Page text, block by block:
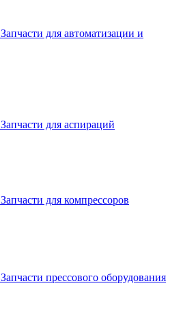
Запчасти для автоматизации и
Запчасти для аспираций
Запчасти для компрессоров
Запчасти прессового оборудования